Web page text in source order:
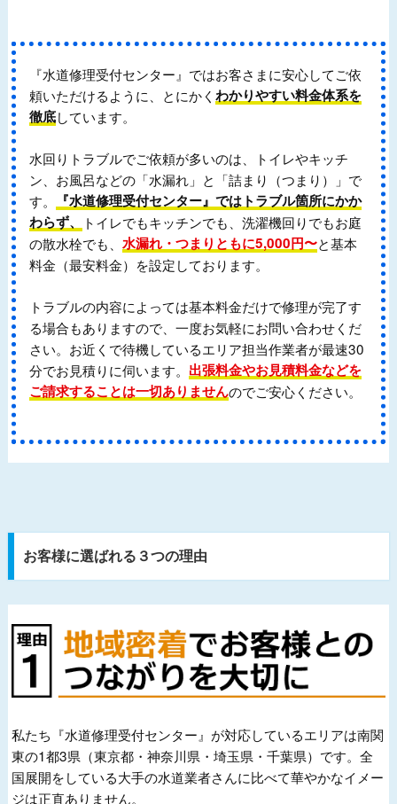
『水道修理受付センター』ではお客さまに安心してご依
頼いただけるように、とにかく わかりやすい料金体系を
徹底しています。
水回りトラブルでご依頼が多いのは、トイレやキッチ
ン、お風呂などの「水漏れ」と「詰まり（つまり）」で
す。
『水道修理受付センター』ではトラブル箇所にかか
わらず、
トイレでもキッチンでも、洗濯機回りでもお庭
の散水栓でも、 水漏れ・つまりともに5,000円〜と基本
料金（最安料金）を設定しております。
トラブルの内容によっては基本料金だけで修理が完了す
る場合もありますので、一度お気軽にお問い合わせくだ
さい。お近くで待機しているエリア担当作業者が最速30
分でお見積りに伺います。 出張料金やお見積料金などを
ご請求することは一切ありませんのでご安心ください。
お客様に選ばれる３つの理由
私たち『水道修理受付センター』が対応しているエリアは南関
東の1都3県（東京都・神奈川県・埼玉県・千葉県）です。全
国展開をしている大手の水道業者さんに比べて華やかなイメー
ジは正直ありません。